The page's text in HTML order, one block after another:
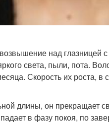
над
света, пыли, пота.
Скорость их роста, в
длины, он прекращает
в фазу покоя, по